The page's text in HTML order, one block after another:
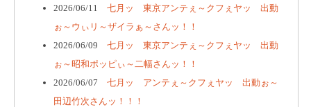
2026/06/11
七月ッ 東京アンテぇ～クフぇヤッ 出動
ぉ～ウぃリ～ザイラぁ～さんッ！！
2026/06/09 七月ッ 東京アンテぇ～クフぇヤッ 出動
ぉ～昭和ポッピぃ～二幅さんッ！！
2026/06/07 七月ッ アンテぇ～クフぇヤッ 出動ぉ～
田辺竹次さんッ！！！